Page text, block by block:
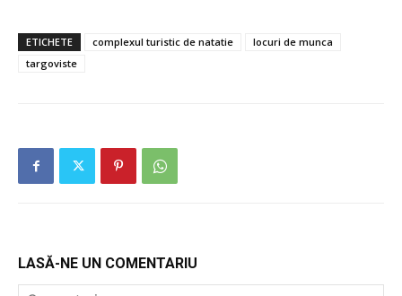
ETICHETE complexul turistic de natatie
locuri de munca
targoviste
LASĂ-NE UN COMENTARIU